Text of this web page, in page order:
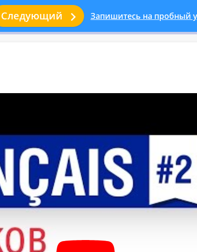
Следующий  Запишитесь на пробный